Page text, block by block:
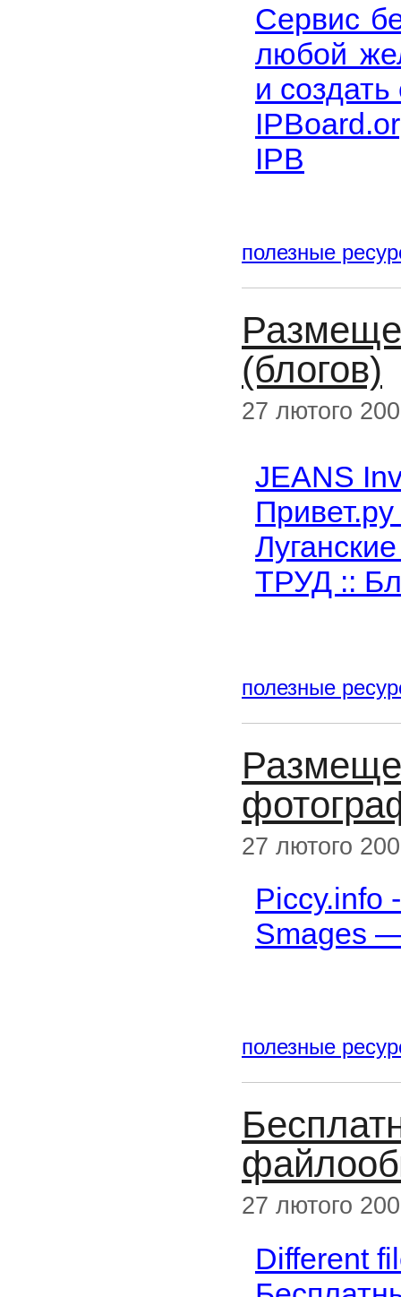
Сервис
любой
и
IPB
полезные
(блогов)
27 лютого
JEANS
ТРУД ::
полезные
27 лютого
Piccy.info
Smages
полезные
27 лютого
Different